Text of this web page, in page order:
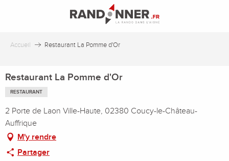
principal
Accueil Restaurant La Pomme d'Or
Restaurant La Pomme d'Or
RESTAURANT
2 Porte de Laon Ville-Haute, 02380 Coucy-le-Château-
Auffrique
M'y rendre
Partager